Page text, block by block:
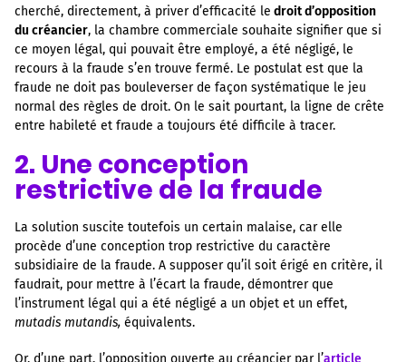
cherché, directement, à priver d’efficacité le droit d’opposition
du créancier, la chambre commerciale souhaite signifier que si
ce moyen légal, qui pouvait être employé, a été négligé, le
recours à la fraude s’en trouve fermé. Le postulat est que la
fraude ne doit pas bouleverser de façon systématique le jeu
normal des règles de droit. On le sait pourtant, la ligne de crête
entre habileté et fraude a toujours été difficile à tracer.
2. Une conception
restrictive de la fraude
La solution suscite toutefois un certain malaise, car elle
procède d’une conception trop restrictive du caractère
subsidiaire de la fraude. A supposer qu’il soit érigé en critère, il
faudrait, pour mettre à l’écart la fraude, démontrer que
l’instrument légal qui a été négligé a un objet et un effet,
mutadis mutandis, équivalents.